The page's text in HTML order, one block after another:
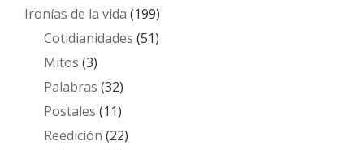
Ironías de la vida (199)
Cotidianidades (51)
Mitos (3)
Palabras (32)
Postales (11)
Reedición (22)